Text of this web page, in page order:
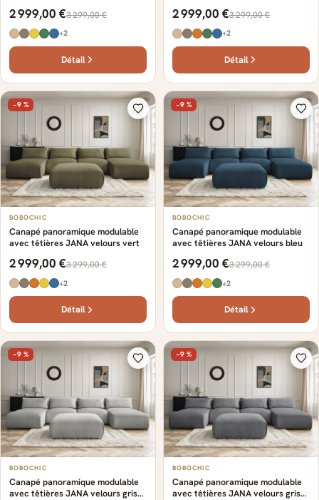
2 999,00 €3 299,00 €
+2
Détail
2 999,00 €3 299,00 €
+2
Détail
−9 %
BOBOCHIC
Canapé panoramique modulable
avec têtières JANA velours vert
2 999,00 €3 299,00 €
+2
Détail
−9 %
BOBOCHIC
Canapé panoramique modulable
avec têtières JANA velours bleu
2 999,00 €3 299,00 €
+2
Détail
−9 %
BOBOCHIC
Canapé panoramique modulable
avec têtières JANA velours gris
−9 %
BOBOCHIC
Canapé panoramique modulable
avec têtières JANA velours gris